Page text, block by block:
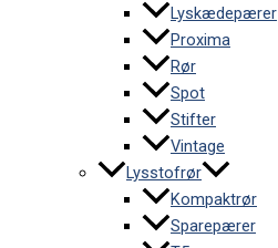
Lyskædepærer
Proxima
Rør
Spot
Stifter
Vintage
Lysstofrør
Kompaktrør
Sparepærer